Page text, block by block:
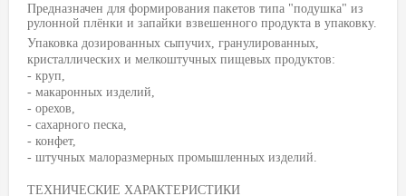
Предназначен для формирования пакетов типа "подушка" из
рулонной плёнки и запайки взвешенного продукта в упаковку.
Упаковка дозированных сыпучих, гранулированных,
кристаллических и мелкоштучных пищевых продуктов:
- круп,
- макаронных изделий,
- орехов,
- сахарного песка,
- конфет,
- штучных малоразмерных промышленных изделий.
ТЕХНИЧЕСКИЕ ХАРАКТЕРИСТИКИ